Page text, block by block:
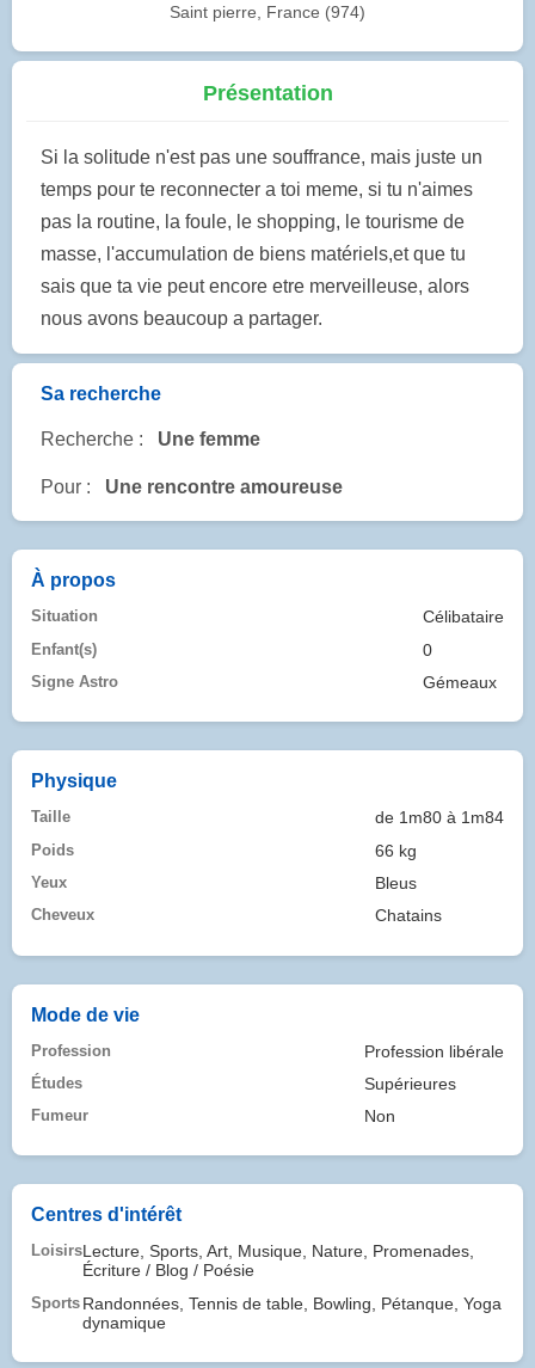
Saint pierre, France (974)
Présentation
Si la solitude n'est pas une souffrance, mais juste un
temps pour te reconnecter a toi meme, si tu n'aimes
pas la routine, la foule, le shopping, le tourisme de
masse, l'accumulation de biens matériels,et que tu
sais que ta vie peut encore etre merveilleuse, alors
nous avons beaucoup a partager.
Sa recherche
Recherche : Une femme
Pour : Une rencontre amoureuse
À propos
Situation Célibataire
Enfant(s) 0
Signe Astro Gémeaux
Physique
Taille de 1m80 à 1m84
Poids 66 kg
Yeux Bleus
Cheveux Chatains
Mode de vie
Profession Profession libérale
Études Supérieures
Fumeur Non
Centres d'intérêt
LoisirsLecture, Sports, Art, Musique, Nature, Promenades,
Écriture / Blog / Poésie
Sports Randonnées, Tennis de table, Bowling, Pétanque, Yoga
dynamique